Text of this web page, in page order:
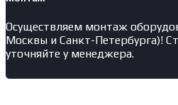
Осуществляем монтаж
Москвы и Санкт-Петербурга)!
уточняйте у менеджера.